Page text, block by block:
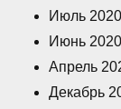
Июль 2020
Июнь 2020
Апрель
Декабрь